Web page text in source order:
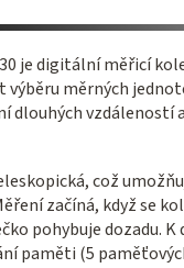
je digitální měřicí
výběru měrných
dlouhých
což
začíná, když se
pohybuje dozadu.
paměti (5